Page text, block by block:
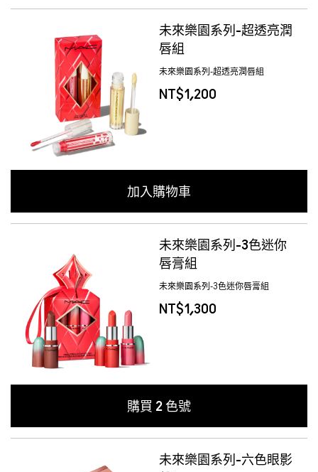
未來樂園系列-超透亮潤
唇組
未來樂園系列-超透亮潤唇組
NT$1,200
加入購物車
未來樂園系列-3色迷你
唇膏組
未來樂園系列-3色迷你唇膏組
NT$1,300
購買 2 色號
未來樂園系列-六色眼影